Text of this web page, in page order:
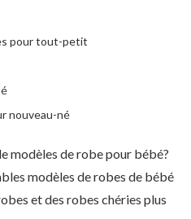
pour tout-petit
nouveau-né
modèles de robe pour bébé?
modèles de robes de bébé
et des robes chéries plus